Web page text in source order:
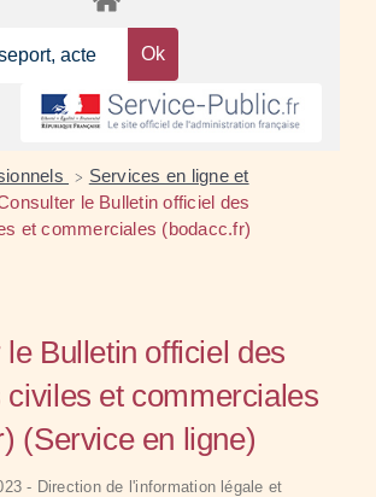
> Services en ligne et
le Bulletin officiel des
et commerciales (bodacc.fr)
Bulletin officiel des
civiles et commerciales
(Service en ligne)
- Direction de l'information légale et